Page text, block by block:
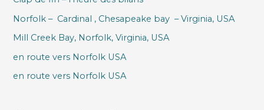
r
c
h
e
Norfolk – Cardinal , Chesapeake bay – Virginia, USA
Mill Creek Bay, Norfolk, Virginia, USA
en route vers Norfolk USA
en route vers Norfolk USA